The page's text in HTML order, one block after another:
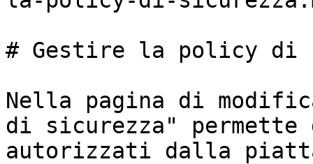
# Gestire la policy di
Nella pagina di
di sicurezza"
autorizzati dalla